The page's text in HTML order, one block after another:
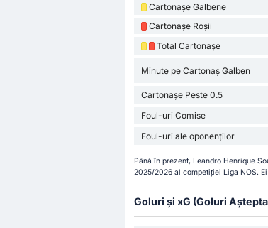
Cartonașe Galbene
Cartonașe Roșii
Total Cartonașe
Minute pe Cartonaș Galben
Cartonașe Peste 0.5
Foul-uri Comise
Foul-uri ale oponenților
Până în prezent, Leandro Henrique
2025/2026 al competiției Liga NOS.
Goluri și xG (Goluri